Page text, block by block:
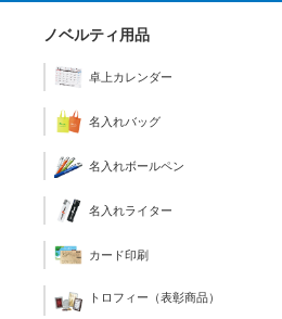
ノベルティ用品
卓上カレンダー
名入れバッグ
名入れボールペン
名入れライター
カード印刷
トロフィー（表彰商品）